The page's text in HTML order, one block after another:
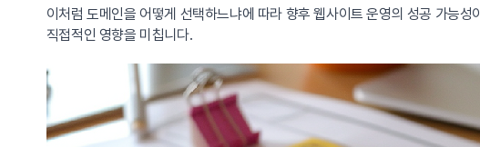
이처럼 도메인을 어떻게 선택하느냐에 따라 향후 웹사이트 운영의 성공 가능
직접적인 영향을 미칩니다.